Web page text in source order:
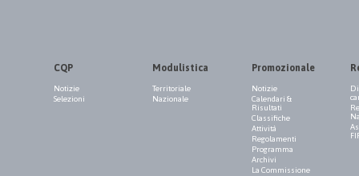
CQP
Notizie
Selezioni
Modulistica
Territoriale
Nazionale
Promozionale
Notizie
Calendari &
Risultati
Classifiche
Attività
Regolamenti
Programma
Archivi
La Commissione